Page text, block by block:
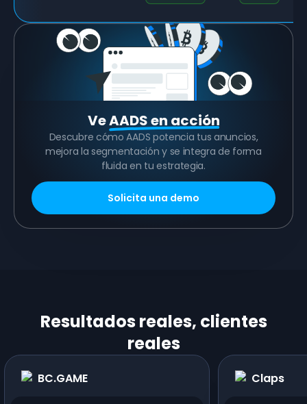
VeAADS en acción
Descubre cómo AADS potencia tus anuncios,
mejora la segmentación y se integra de forma
fluida en tu estrategia.
Solicita una demo
Resultados reales, clientes
reales
BC.GAME Claps